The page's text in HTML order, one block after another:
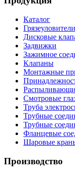
Каталог
Дисковые
Задвижки
Зажимное
Клапаны
Монтажные
Смотровые
Труба
Трубные
Трубные
Фланцевые
Шаровые
Производство